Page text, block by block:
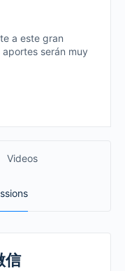
a este gran
serán muy
Videos
信